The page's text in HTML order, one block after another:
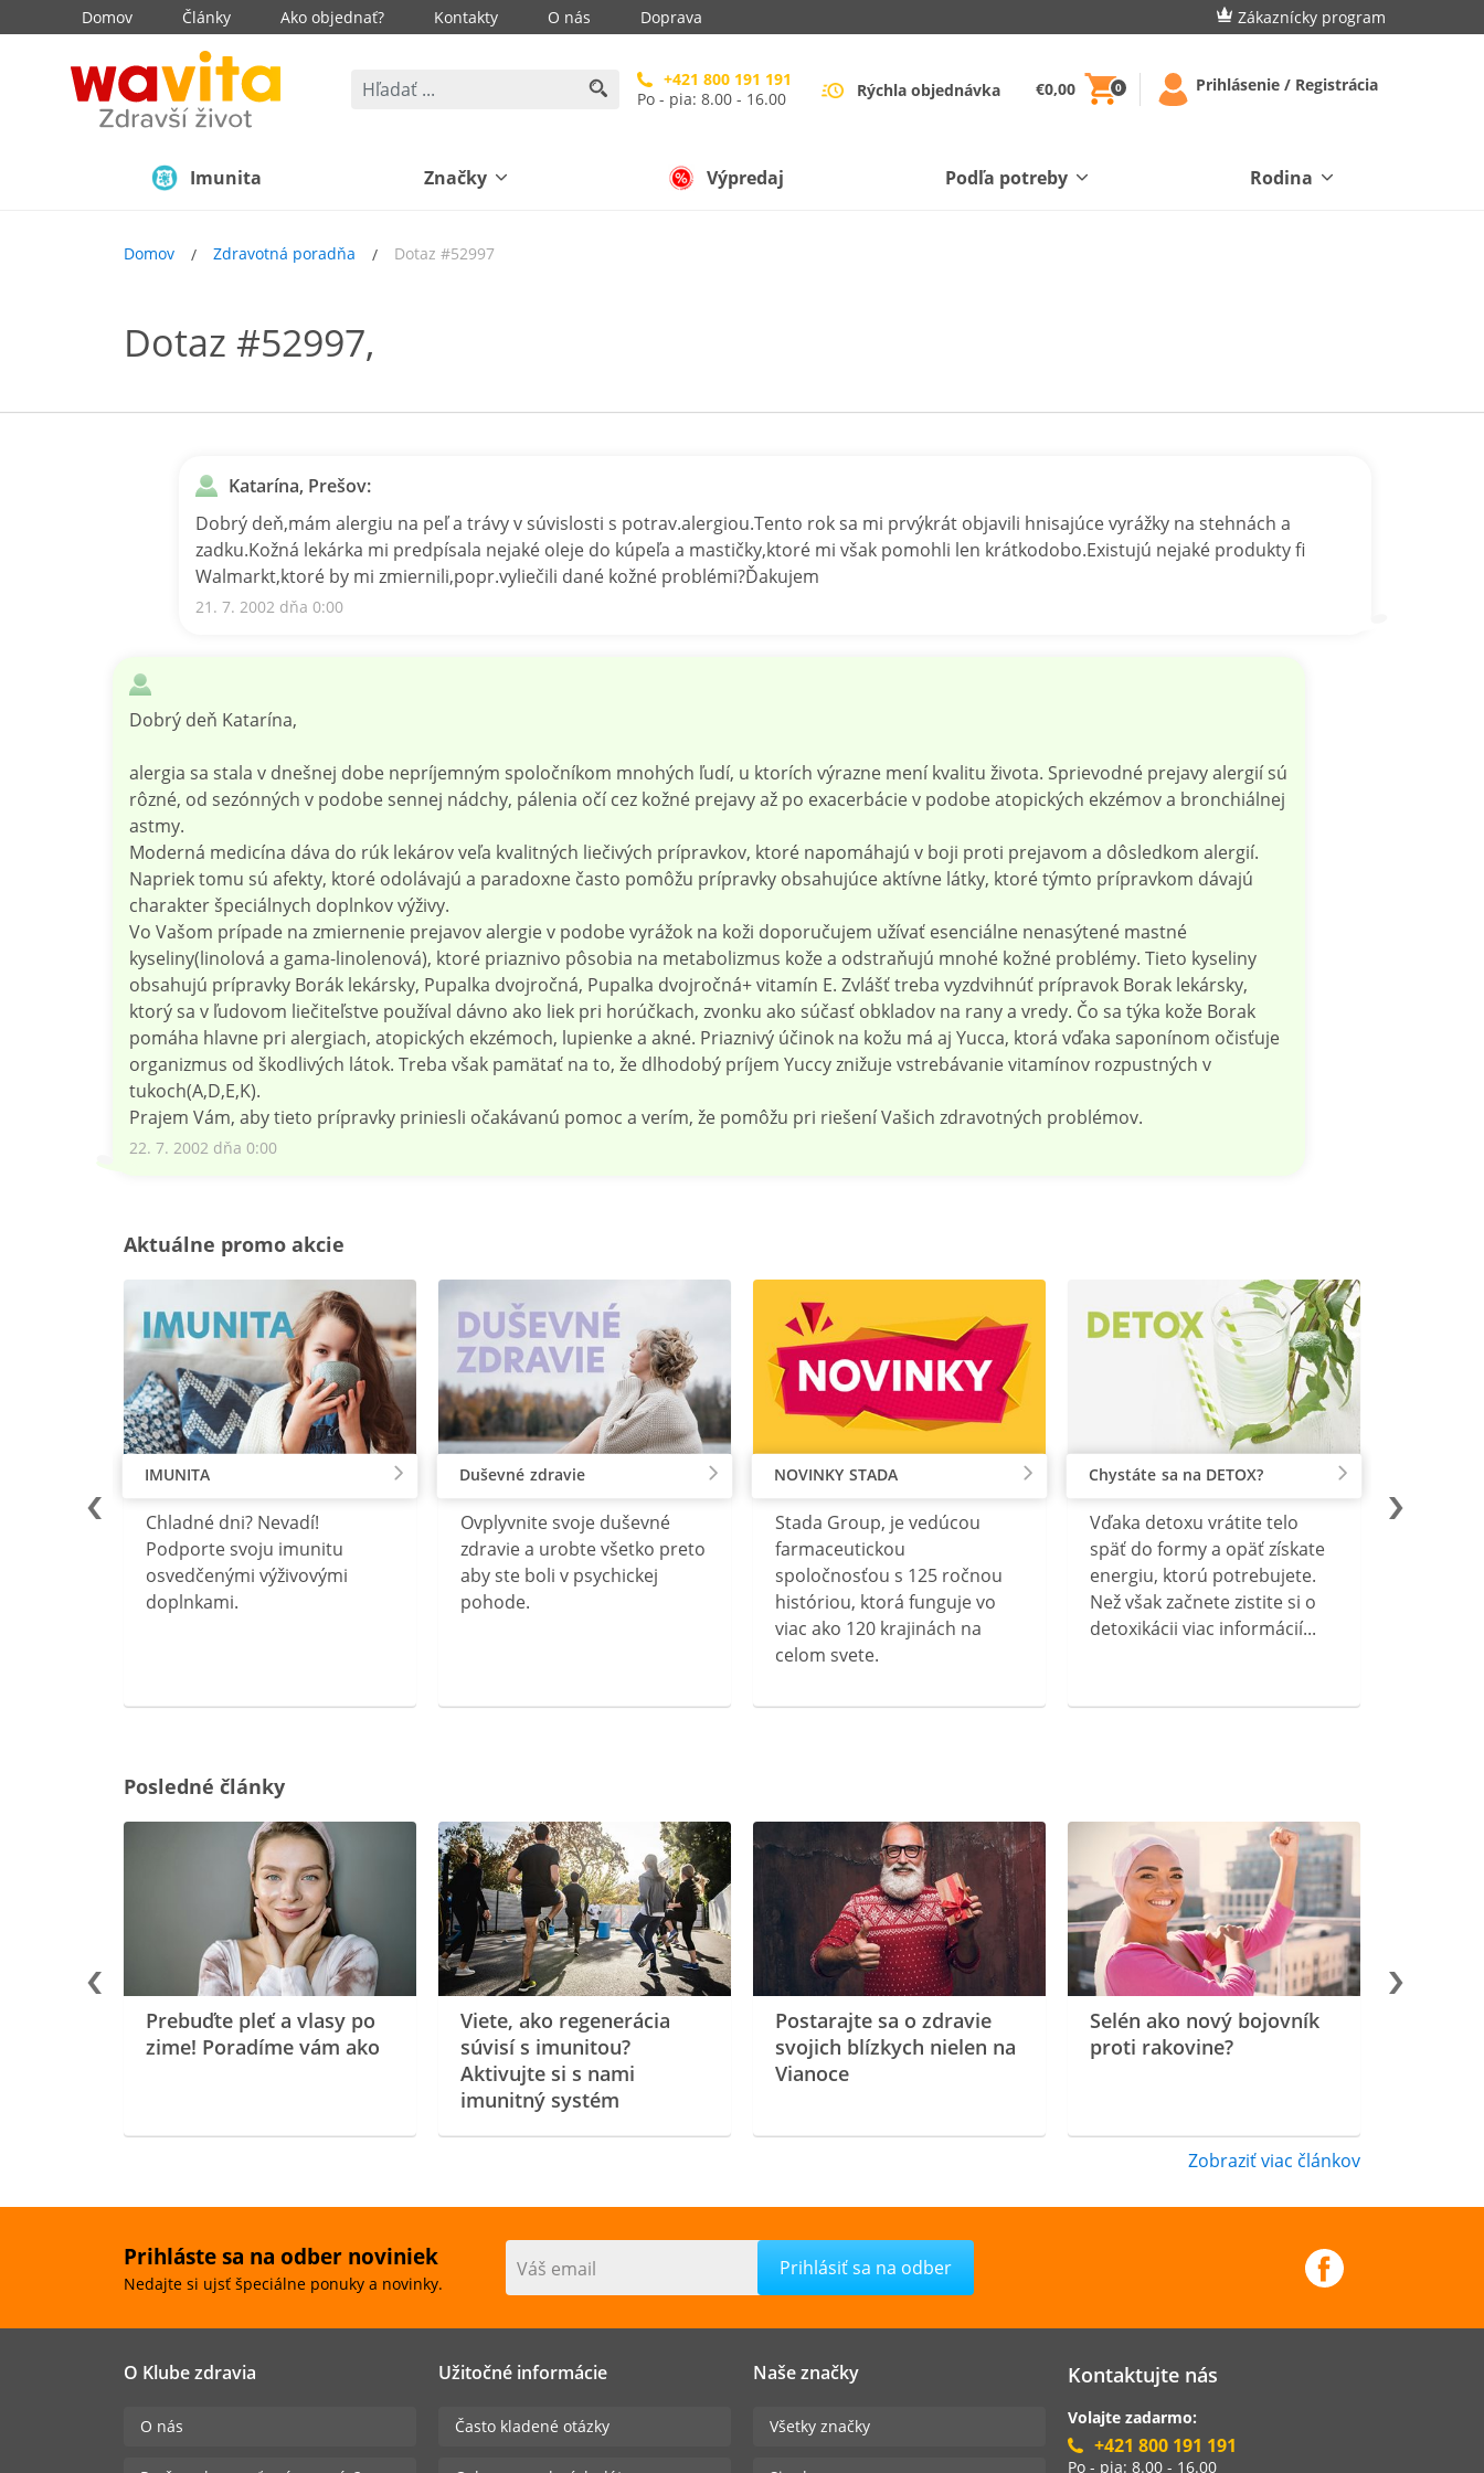
Domov Články Ako objednať? Kontakty O nás Doprava Zákaznícky program
+421 800 191 191
Po - pia: 8.00 - 16.00
Rýchla objednávka €0,00 0 Prihlásenie / Registrácia
Imunita Značky Výpredaj Podľa potreby Rodina
Domov Zdravotná poradňa Dotaz #52997
Dotaz #52997,
Katarína, Prešov:
Dobrý deň,mám alergiu na peľ a trávy v súvislosti s potrav.alergiou.Tento rok sa mi prvýkrát objavili hnisajúce vyrážky na stehnách a
zadku.Kožná lekárka mi predpísala nejaké oleje do kúpeľa a mastičky,ktoré mi však pomohli len krátkodobo.Existujú nejaké produkty fi
Walmarkt,ktoré by mi zmiernili,popr.vyliečili dané kožné problémi?Ďakujem
21. 7. 2002 dňa 0:00
Dobrý deň Katarína,
alergia sa stala v dnešnej dobe nepríjemným spoločníkom mnohých ľudí, u ktorích výrazne mení kvalitu života. Sprievodné prejavy alergií sú
rôzné, od sezónných v podobe sennej nádchy, pálenia očí cez kožné prejavy až po exacerbácie v podobe atopických ekzémov a bronchiálnej
astmy.
Moderná medicína dáva do rúk lekárov veľa kvalitných liečivých prípravkov, ktoré napomáhajú v boji proti prejavom a dôsledkom alergií.
Napriek tomu sú afekty, ktoré odolávajú a paradoxne často pomôžu prípravky obsahujúce aktívne látky, ktoré týmto prípravkom dávajú
charakter špeciálnych doplnkov výživy.
Vo Vašom prípade na zmiernenie prejavov alergie v podobe vyrážok na koži doporučujem užívať esenciálne nenasýtené mastné
kyseliny(linolová a gama-linolenová), ktoré priaznivo pôsobia na metabolizmus kože a odstraňujú mnohé kožné problémy. Tieto kyseliny
obsahujú prípravky Borák lekársky, Pupalka dvojročná, Pupalka dvojročná+ vitamín E. Zvlášť treba vyzdvihnúť prípravok Borak lekársky,
ktorý sa v ľudovom liečiteľstve používal dávno ako liek pri horúčkach, zvonku ako súčasť obkladov na rany a vredy. Čo sa týka kože Borak
pomáha hlavne pri alergiach, atopických ekzémoch, lupienke a akné. Priaznivý účinok na kožu má aj Yucca, ktorá vďaka saponínom očisťuje
organizmus od škodlivých látok. Treba však pamätať na to, že dlhodobý príjem Yuccy znižuje vstrebávanie vitamínov rozpustných v
tukoch(A,D,E,K).
Prajem Vám, aby tieto prípravky priniesli očakávanú pomoc a verím, že pomôžu pri riešení Vašich zdravotných problémov.
22. 7. 2002 dňa 0:00
Aktuálne promo akcie
IMUNITA
Chladné dni? Nevadí!
Podporte svoju imunitu
osvedčenými výživovými
doplnkami.
Duševné zdravie
Ovplyvnite svoje duševné
zdravie a urobte všetko preto
aby ste boli v psychickej
pohode.
NOVINKY STADA
Stada Group, je vedúcou
farmaceutickou
spoločnosťou s 125 ročnou
históriou, ktorá funguje vo
viac ako 120 krajinách na
celom svete.
Chystáte sa na DETOX?
Vďaka detoxu vrátite telo
späť do formy a opäť získate
energiu, ktorú potrebujete.
Než však začnete zistite si o
detoxikácii viac informácií...
Posledné články
Prebuďte pleť a vlasy po
zime! Poradíme vám ako
Viete, ako regenerácia
súvisí s imunitou?
Aktivujte si s nami
imunitný systém
Postarajte sa o zdravie
svojich blízkych nielen na
Vianoce
Selén ako nový bojovník
proti rakovine?
Zobraziť viac článkov
Prihláste sa na odber noviniek
Nedajte si ujsť špeciálne ponuky a novinky.
Váš email
O Klube zdravia
O nás
Užitočné informácie
Často kladené otázky
Naše značky
Všetky značky
Kontaktujte nás
Volajte zadarmo:
+421 800 191 191
Po - pia: 8.00 - 16.00